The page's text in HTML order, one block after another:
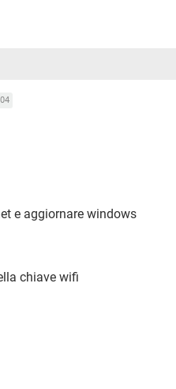
e aggiornare windows
chiave wifi